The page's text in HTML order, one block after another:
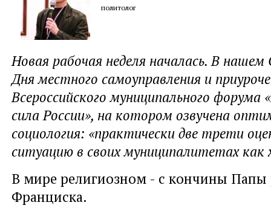
политолог
Новая рабочая неделя началась. В
Дня местного самоуправления и
Всероссийского муниципального
сила России», на котором озвучена
социология: «практически две трети
ситуацию в своих муниципалитетах как
В мире религиозном - с кончины Папы
Франциска.